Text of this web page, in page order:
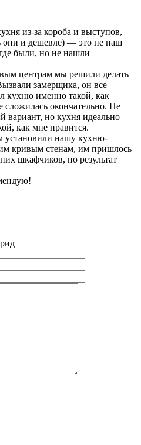
из-за короба и выступов,
они и дешевле) — это не наш
были, но не нашли
центрам мы решили делать
замерщика, он все
кухню именно такой, как
сложилась окончательно. Не
вариант, но кухня идеально
как мне нравится.
установили нашу кухню-
кривым стенам, им пришлось
шкафчиков, но результат